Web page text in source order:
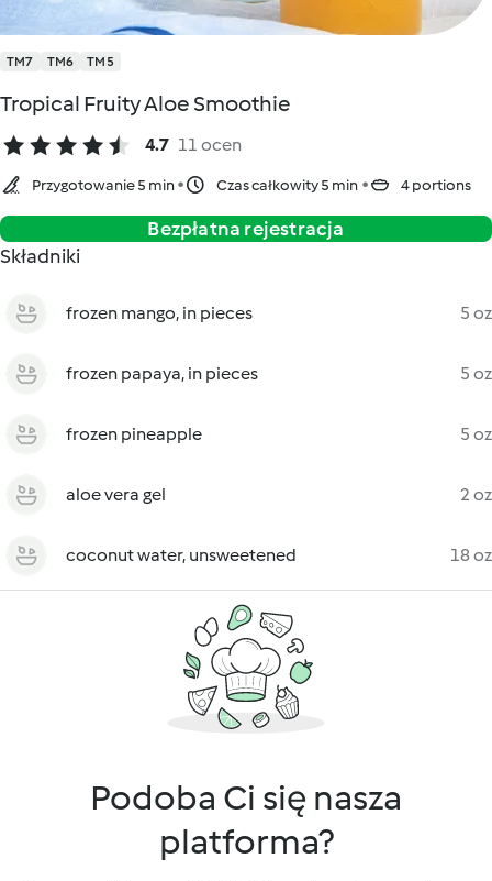
TM7 TM6 TM5
Tropical Fruity Aloe Smoothie
4.7 11 ocen
Przygotowanie 5 min Czas całkowity 5 min 4 portions
Bezpłatna rejestracja
Składniki
frozen mango, in pieces 5 oz
frozen papaya, in pieces 5 oz
frozen pineapple 5 oz
aloe vera gel 2 oz
coconut water, unsweetened 18 oz
Podoba Ci się nasza
platforma?